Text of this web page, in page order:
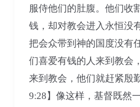
服侍他们的肚腹。他们收
钱，却对教会进入永恒没
把会众带到神的国度没有
们喜爱有钱的人来到教会
来到教会，他们就赶紧殷
9:28】像这样，基督既然